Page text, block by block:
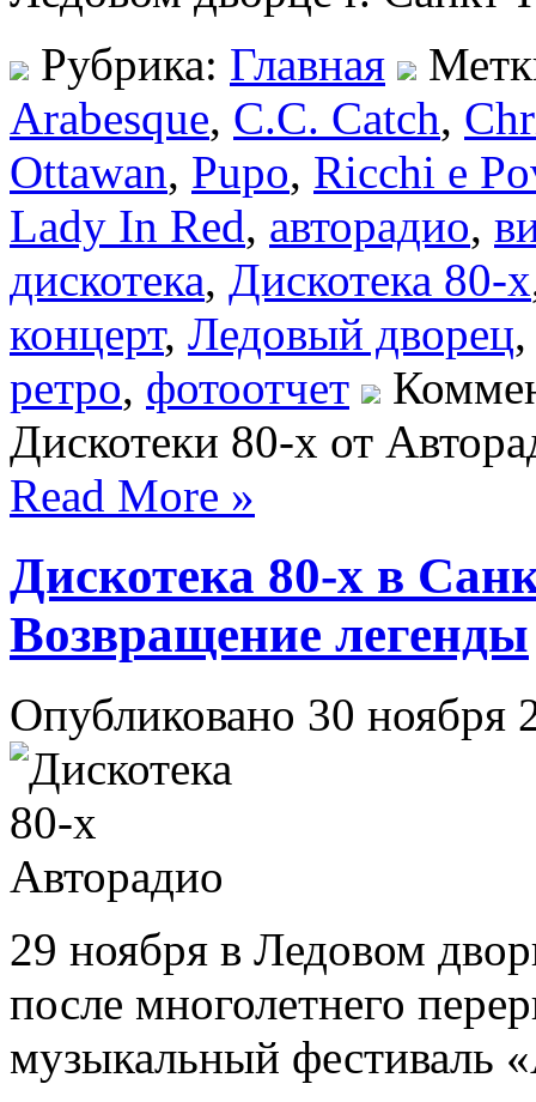
Рубрика: Главная
Arabesque, C.C. Catch,
Ottawan, Pupo, Ricchi e
Lady In Red, авторадио,
дискотека, Дискотека 80-х
концерт, Ледовый дворец
ретро, фотоотчет
Дискотеки 80-х от
Read More »
Дискотека 80-х в
Возвращение легенды
Опубликовано 30 ноября
29 ноября в Ледовом
после многолетнего
музыкальный фестиваль